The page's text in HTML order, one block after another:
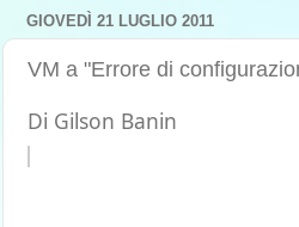
GIOVEDÌ 21 LUGLIO 2011
VM a "Errore di
Di Gilson Banin